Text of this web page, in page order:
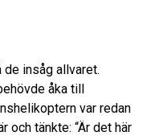
insåg allvaret.
åka till
var redan
och tänkte: “Är det här